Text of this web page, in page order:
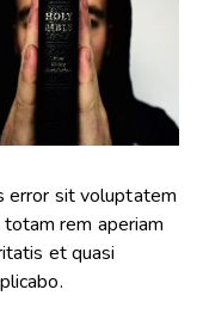
error sit voluptatem
rem aperiam
et quasi